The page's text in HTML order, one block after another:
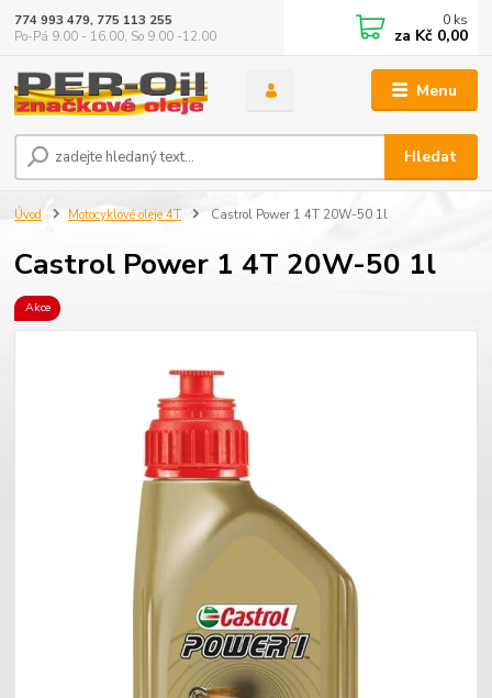
Menu
Hledat
774 993 479, 775 113 255
Po-Pá 9.00 - 16.00, So 9.00 -12.00
0 ks
za Kč 0,00
Úvod Motocyklové oleje 4T Castrol Power 1 4T 20W-50 1l
Castrol Power 1 4T 20W-50 1l
Akce